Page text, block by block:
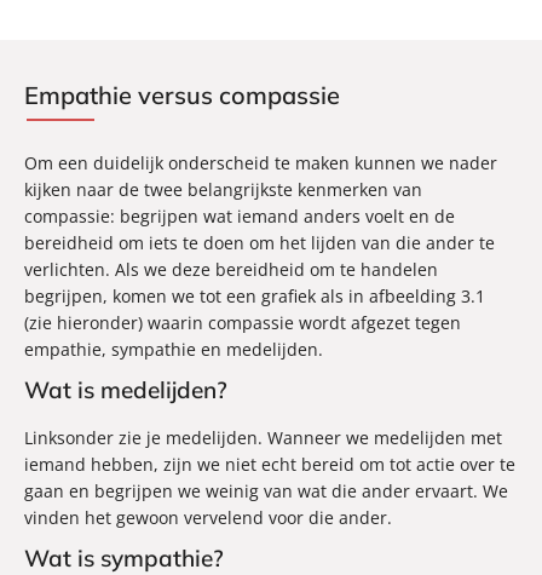
Empathie versus compassie
Om een duidelijk onderscheid te maken kunnen we nader
kijken naar de twee belangrijkste kenmerken van
compassie: begrijpen wat iemand anders voelt en de
bereidheid om iets te doen om het lijden van die ander te
verlichten. Als we deze bereidheid om te handelen
begrijpen, komen we tot een grafiek als in afbeelding 3.1
(zie hieronder) waarin compassie wordt afgezet tegen
empathie, sympathie en medelijden.
Wat is medelijden?
Linksonder zie je medelijden. Wanneer we medelijden met
iemand hebben, zijn we niet echt bereid om tot actie over te
gaan en begrijpen we weinig van wat die ander ervaart. We
vinden het gewoon vervelend voor die ander.
Wat is sympathie?